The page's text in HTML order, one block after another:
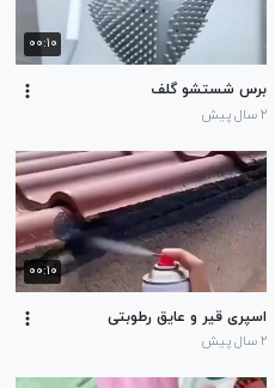
۰۰:۱۰
برس شستشو گلف
۲ سال پیش
۰۰:۱۰
اسپری قیر و عایق رطوبتی
۲ سال پیش